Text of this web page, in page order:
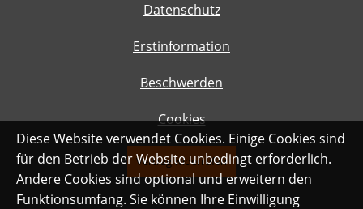
Datenschutz
Erstinformation
Beschwerden
Cookies
Vertrag widerrufen
Diese Website verwendet Cookies. Einige Cookies sind
für den Betrieb der Website unbedingt erforderlich.
Andere Cookies sind optional und erweitern den
Funktionsumfang. Sie können Ihre Einwilligung